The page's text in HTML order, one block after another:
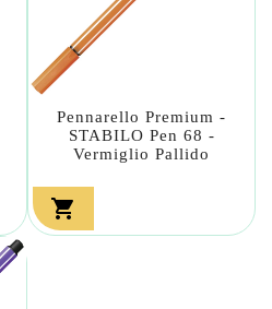
Pennarello Premium -
STABILO Pen 68 -
Vermiglio Pallido
